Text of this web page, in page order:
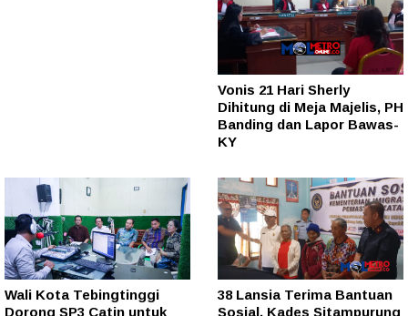
Vonis 21 Hari Sherly
Dihitung di Meja Majelis, PH
Banding dan Lapor Bawas-
KY
Wali Kota Tebingtinggi
Dorong SP3 Catin untuk
38 Lansia Terima Bantuan
Sosial, Kades Sitampurung